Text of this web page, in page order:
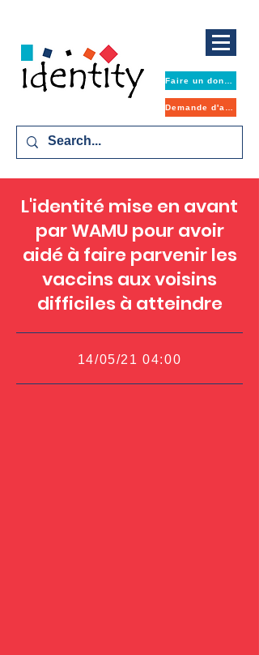
L'identité mise en avant
par WAMU pour avoir
aidé à faire parvenir les
vaccins aux voisins
difficiles à atteindre
14/05/21 04:00